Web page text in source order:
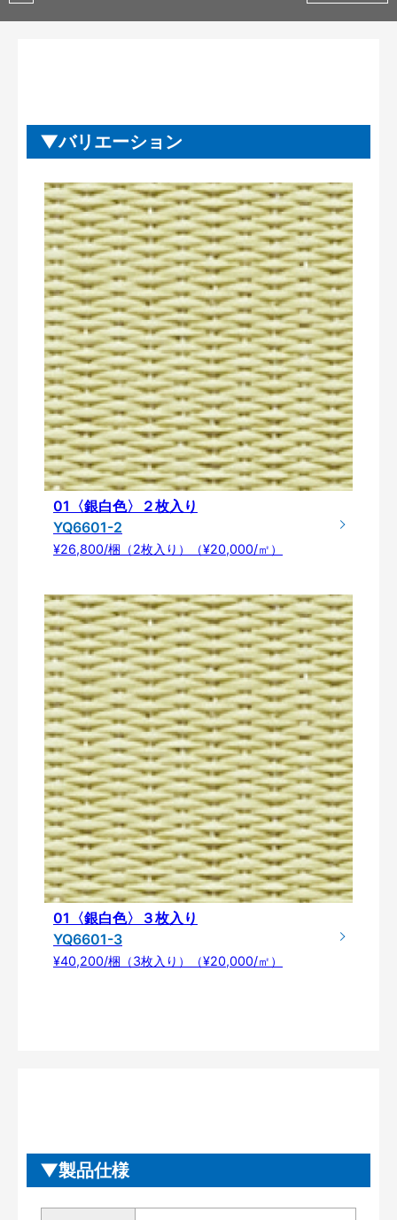
バリエーション
01〈銀白色〉２枚入り
YQ6601-2
¥26,800/梱（2枚入り）（¥20,000/㎡）
01〈銀白色〉３枚入り
YQ6601-3
¥40,200/梱（3枚入り）（¥20,000/㎡）
製品仕様